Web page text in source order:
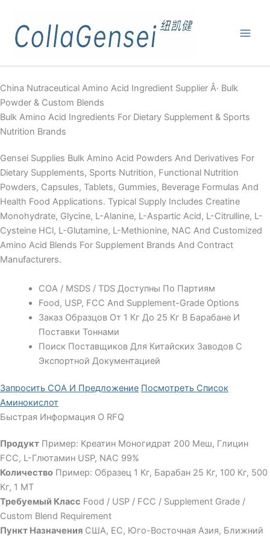
China Nutraceutical Amino Acid Ingredient Supplier Â· Bulk
Powder & Custom Blends
Bulk Amino Acid Ingredients For Dietary Supplement & Sports
Nutrition Brands
Gensei Supplies Bulk Amino Acid Powders And Derivatives For
Dietary Supplements, Sports Nutrition, Functional Nutrition
Powders, Capsules, Tablets, Gummies, Beverage Formulas And
Health Food Applications. Typical Supply Includes Creatine
Monohydrate, Glycine, L-Alanine, L-Aspartic Acid, L-Citrulline, L-
Cysteine HCl, L-Glutamine, L-Methionine, NAC And Customized
Amino Acid Blends For Supplement Brands And Contract
Manufacturers.
COA / MSDS / TDS Доступны По Партиям
Food, USP, FCC And Supplement-Grade Options
Заказ Образцов От 1 Кг До 25 Кг В Барабане И
Поставки Тоннами
Поиск Поставщиков Для Китайских Заводов С
Экспортной Документацией
Запросить COA И Предложение Посмотреть Список
Аминокислот
Быстрая Информация О RFQ
Продукт Пример: Креатин Моногидрат 200 Меш, Глицин
FCC, L-Глютамин USP, NAC 99%
Количество Пример: Образец 1 Кг, Барабан 25 Кг, 100 Кг, 500
Кг, 1 МТ
Требуемый Класс Food / USP / FCC / Supplement Grade /
Custom Blend Requirement
Пункт Назначения США, ЕС, Юго-Восточная Азия, Ближний